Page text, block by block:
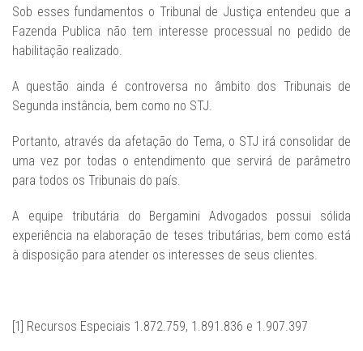
Sob esses fundamentos o Tribunal de Justiça entendeu que a
Fazenda Publica não tem interesse processual no pedido de
habilitação realizado.
A questão ainda é controversa no âmbito dos Tribunais de
Segunda instância, bem como no STJ.
Portanto, através da afetação do Tema, o STJ irá consolidar de
uma vez por todas o entendimento que servirá de parâmetro
para todos os Tribunais do país.
A equipe tributária do Bergamini Advogados possui sólida
experiência na elaboração de teses tributárias, bem como está
à disposição para atender os interesses de seus clientes.
[1] Recursos Especiais 1.872.759, 1.891.836 e 1.907.397